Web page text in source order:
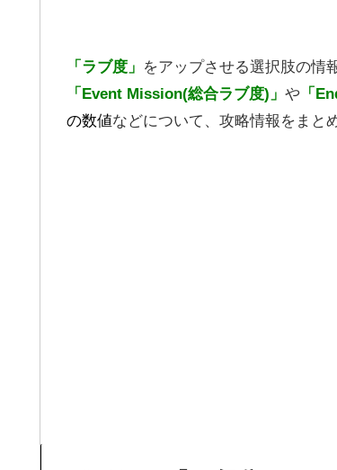
「ラブ度」 をアップさせる選択肢の情報
「Event Mission(総合ラブ度)」 や 「
の数値などについて、攻略情報をまと